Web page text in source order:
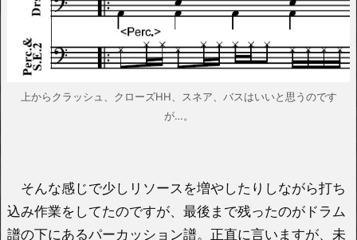
上からクラッシュ、クローズHH、スネア、バスはいいと思うのです
が…。
そんな感じで少しリソースを増やしたりしながら打ち
込み作業をしてたのですが、最後まで残ったのがドラム
譜の下にあるパーカッション譜。正直に言いますが、未